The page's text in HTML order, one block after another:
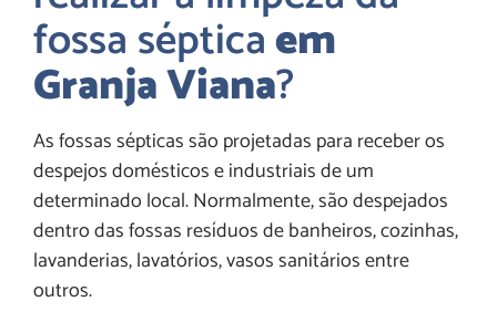
fossa sépticaem
Granja Viana?
As fossas sépticas são projetadas para receber os
despejos domésticos e industriais de um
determinado local. Normalmente, são despejados
dentro das fossas resíduos de banheiros, cozinhas,
lavanderias, lavatórios, vasos sanitários entre
outros.